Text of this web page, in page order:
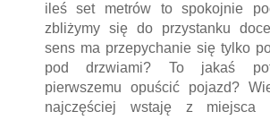
ileś set metrów to spokojnie
zbliżymy się do przystanku
sens ma przepychanie się tylko
pod drzwiami? To jakaś
pierwszemu opuścić pojazd?
najczęściej wstaję z miejsca